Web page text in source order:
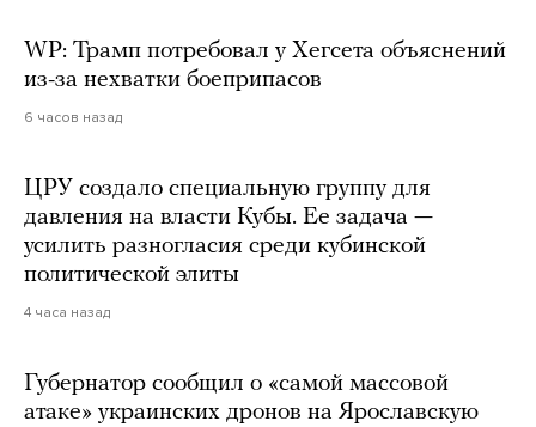
WP: Трамп потребовал у Хегсета объяснений
из-за нехватки боеприпасов
6 часов назад
ЦРУ создало специальную группу для
давления на власти Кубы. Ее задача —
усилить разногласия среди кубинской
политической элиты
4 часа назад
Губернатор сообщил о «самой массовой
атаке» украинских дронов на Ярославскую